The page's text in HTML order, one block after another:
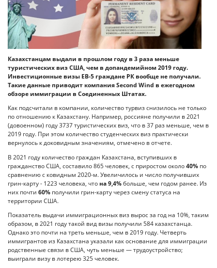
Казахстанцам выдали в прошлом году в 3 раза меньше
туристических виз США, чем в допандемийном 2019 году.
Инвестиционные визы EB-5 граждане РК вообще не получали.
Такие данные приводит компания Second Wind в ежегодном
обзоре иммиграции в Соединенных Штатах.
Как подсчитали в компании, количество турвиз снизилось не только
по отношению к Казахстану. Например, россияне получили в 2021
(довоенном) году 3737 туристических виз, что в 37 раз меньше, чем в
2019 году. При этом количество студенческих виз практически
вернулось к доковидным значениям, отмечено в отчете.
В 2021 году количество граждан Казахстана, вступивших в
гражданство США, составило 865 человек, с приростом около40% по
сравнению с ковидным 2020-м. Увеличилось и число получивших
грин-карту - 1223 человека, что на 9,4%больше, чем годом ранее. Из
них почти 60% получили грин-карту через смену статуса на
территории США.
Показатель выдачи иммиграционных виз вырос за год на 10%, таким
образом, в 2021 году такой вид визы получили 584 казахстанца.
Однако это почти на треть меньше, чем в 2019 году. Четверть
иммигрантов из Казахстана указали как основание для иммиграции
родственные связи в США, чуть меньше — трудоустройство;
выиграли визу в лотерею 325 человек.